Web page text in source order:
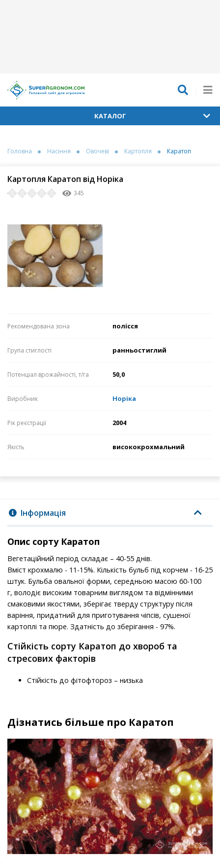
КАТАЛОГ
Головна Насіння Овочеві Картопля Каратоп
Картопля Каратоп від Норіка
345
Рекомендована зона полісся
Група стиглості ранньостиглий
Потенціал врожайності, т/га 50,0
Виробник Норіка
Рік реєстрації 2004
Якість висококрохмальний
Інформація
Опис сорту Каратоп
Вегетаційний період складає – 40-55 днів.
Вміст крохмалю - 11-15%. Кількість бульб під корчем - 16-25
штук. Бульба овальної форми, середньою масою 60-100
г, володіє високим товарним виглядом та відмінними
смаковими якостями, зберігає тверду структуру після
варіння, придатний для приготування чіпсів, сушеної
картоплі та пюре. Здатність до зберігання - 97%.
Стійкість сорту Каратоп до хвороб та
стресових факторів
Стійкість до фітофтороз – низька
Дізнатись більше про Каратоп